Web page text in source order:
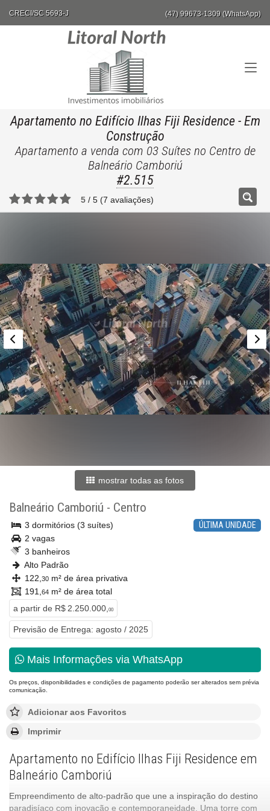
CRECI/SC 5693-J (47) 99673-1309 (WhatsApp)
Apartamento no Edifício Ilhas Fiji Residence- Em
Construção
Apartamento a venda com 03 Suítes no Centro de
Balneário Camboriú
#2.515
5 / 5 (7 avaliações)
mostrar todas as fotos
Balneário Camboriú - Centro
ÚLTIMA UNIDADE
3 dormitórios (3 suítes)
2 vagas
3 banheiros
Alto Padrão
122, 30 m² de área privativa
191, 64 m² de área total
a partir de R$ 2.250.000, 00
Previsão de Entrega: agosto / 2025
Mais Informações via WhatsApp
Os preços, disponibilidades e condições de pagamento poderão ser alterados sem prévia
comunicação.
Adicionar aos Favoritos
Imprimir
Apartamento no Edifício Ilhas Fiji Residence em
Balneário Camboriú
Empreendimento de alto-padrão que une a inspiração do destino
paradisíaco com inovação e contemporaneidade. Uma torre com